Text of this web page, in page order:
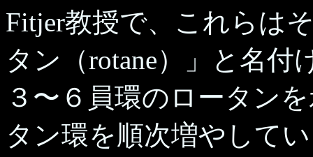
Fitjer教授で、これらは
タン（rotane）」と名
３〜６員環のロータン
タン環を順次増やして